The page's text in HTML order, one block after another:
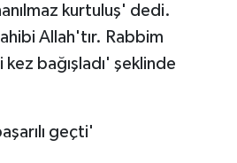
kurtuluş' dedi.
Allah'tır. Rabbim
kez bağışladı' şeklinde
geçti'